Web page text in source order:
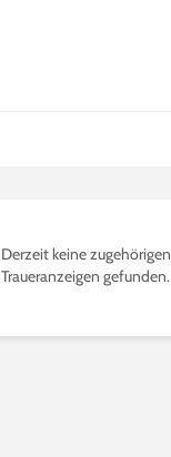
Derzeit keine zugehörigen
Traueranzeigen gefunden.